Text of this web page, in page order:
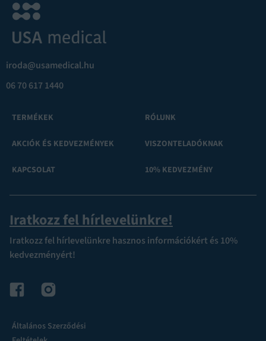
iroda@usamedical.hu
06 70 617 1440
TERMÉKEK
AKCIÓK ÉS KEDVEZMÉNYEK
KAPCSOLAT
RÓLUNK
VISZONTELADÓKNAK
10% KEDVEZMÉNY
Iratkozz fel hírlevelünkre!
Iratkozz fel hírlevelünkre hasznos információkért és 10%
kedvezményért!
Általános Szerződési